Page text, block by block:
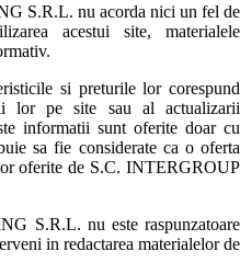
S.R.L. nu acorda nici un fel de
acestui site, materialele
si preturile lor corespund
lor pe site sau al actualizarii
informatii sunt oferite doar cu
sa fie considerate ca o oferta
oferite de S.C. INTERGROUP
S.R.L. nu este raspunzatoare
in redactarea materialelor de